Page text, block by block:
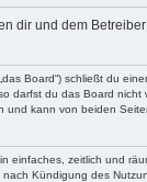
dir und dem
Board“) schließt du
darfst du das Board
kann von beiden
einfaches, zeitlich und
Kündigung des